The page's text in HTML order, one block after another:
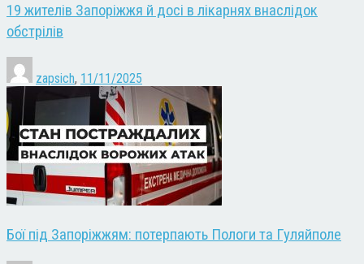
19 жителів Запоріжжя й досі в лікарнях внаслідок
обстрілів
zapsich, 11/11/2025
Бої під Запоріжжям: потерпають Пологи та Гуляйполе